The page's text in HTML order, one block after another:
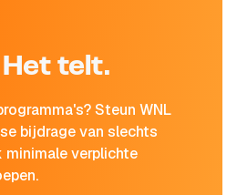
telt.
Steun WNL
bijdrage van slechts
verplichte